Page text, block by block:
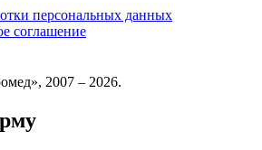
персональных данных
соглашение
2007 – 2026.